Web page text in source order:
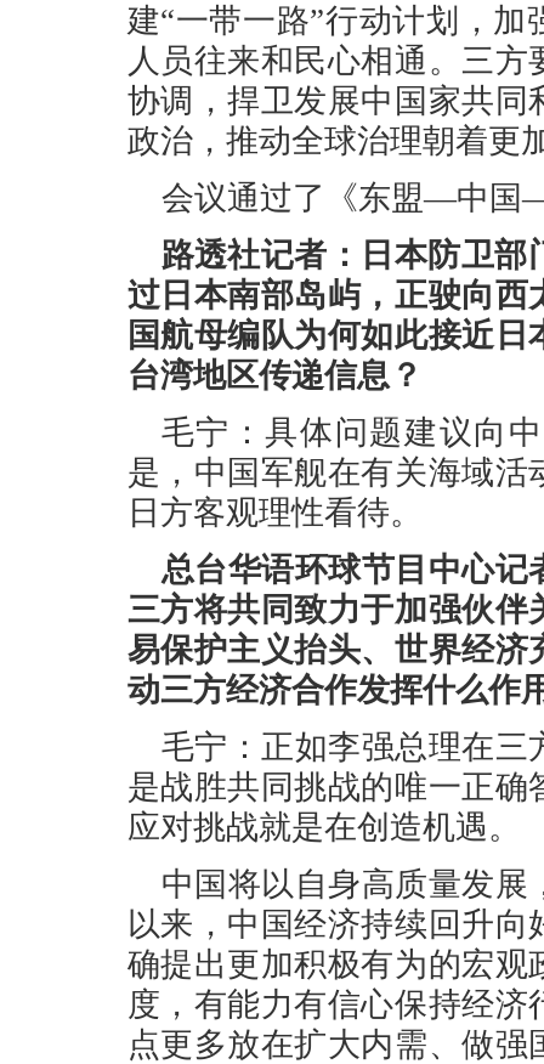
建“一带一路”行动计划，
人员往来和民心相通。三
协调，捍卫发展中国家共
政治，推动全球治理朝着更
会议通过了《东盟—中国
路透社记者：日本防卫部
过日本南部岛屿，正驶向
国航母编队为何如此接近
台湾地区传递信息？
毛宁：具体问题建议向
是，中国军舰在有关海域
日方客观理性看待。
总台华语环球节目中心
三方将共同致力于加强伙
易保护主义抬头、世界经
动三方经济合作发挥什么作
毛宁：正如李强总理在
是战胜共同挑战的唯一正
应对挑战就是在创造机遇。
中国将以自身高质量发
以来，中国经济持续回升
确提出更加积极有为的宏
度，有能力有信心保持经
点更多放在扩大内需、做